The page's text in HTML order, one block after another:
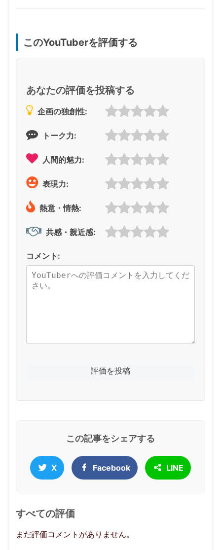
このYouTuberを評価する
あなたの評価を投稿する
企画の独創性:
トーク力:
人間的魅力:
表現力:
熱意・情熱:
共感・親近感:
コメント:
この記事をシェアする
X Facebook LINE
すべての評価
まだ評価コメントがありません。